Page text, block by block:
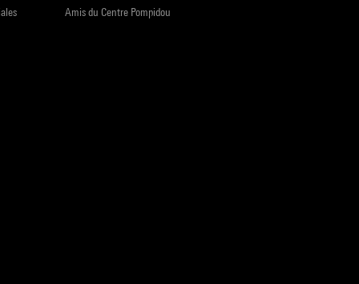
Amis du Centre Pompidou